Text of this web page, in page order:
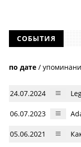
СОБЫТИЯ
по дате /
24.07.2024
06.07.2023
05.06.2021